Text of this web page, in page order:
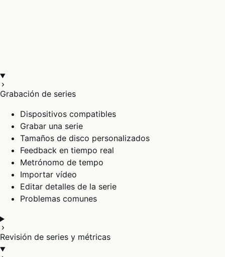
Grabación de series
Dispositivos compatibles
Grabar una serie
Tamaños de disco personalizados
Feedback en tiempo real
Metrónomo de tempo
Importar vídeo
Editar detalles de la serie
Problemas comunes
Revisión de series y métricas